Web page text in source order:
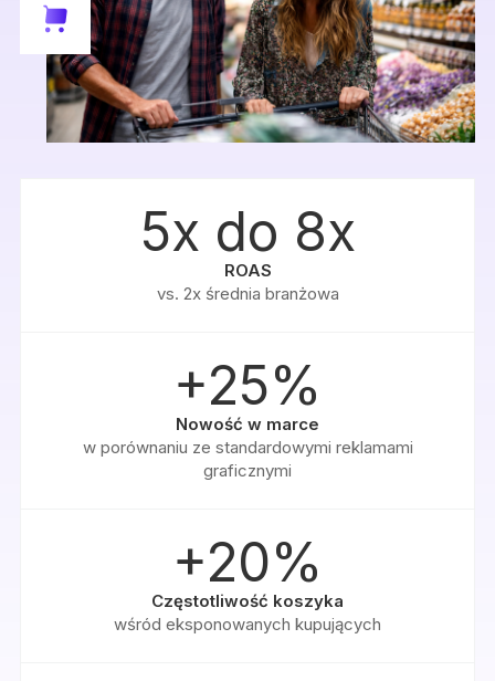
5x do 8x
ROAS
vs. 2x średnia branżowa
+25%
Nowość w marce
w porównaniu ze standardowymi reklamami
graficznymi
+20%
Częstotliwość koszyka
wśród eksponowanych kupujących